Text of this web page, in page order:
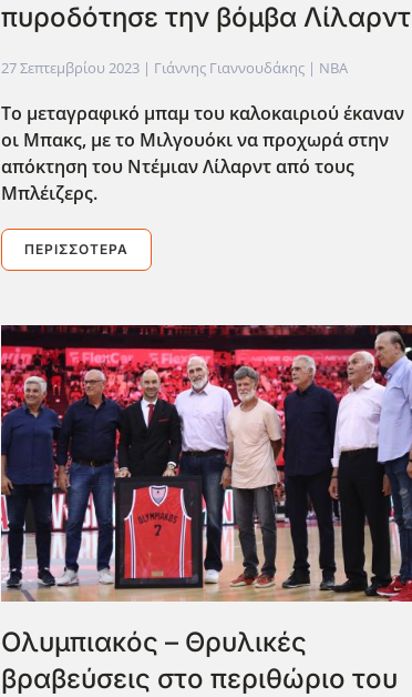
πυροδότησε την βόμβα Λίλαρντ
27 Σεπτεμβρίου 2023 | Γιάννης Γιαννουδάκης | NBA
Το μεταγραφικό μπαμ του καλοκαιριού έκαναν
οι Μπακς, με το Μιλγουόκι να προχωρά στην
απόκτηση του Ντέμιαν Λίλαρντ από τους
Μπλέιζερς.
ΠΕΡΙΣΣΌΤΕΡΑ
Ολυμπιακός – Θρυλικές
βραβεύσεις στο περιθώριο του